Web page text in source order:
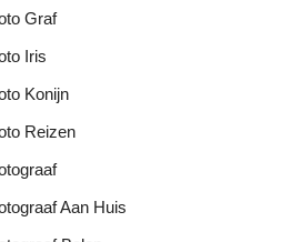
Graf
Iris
Konijn
Reizen
Aan Huis